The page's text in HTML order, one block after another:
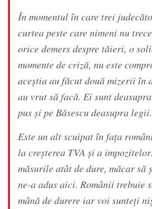
În momentul în care trei
curtea peste care nimeni nu
orice demers despre tăieri, o
momente de criză, nu este
aceștia au făcut două mizerii în
au vrut să facă. Ei sunt
pus și pe Băsescu deasupra legii.
Este un alt scuipat în fața
la creșterea TVA și a
măsurile atât de dure, măcar să
ne-a adus aici. Românii trebuie
mână de durere iar voi sunteți